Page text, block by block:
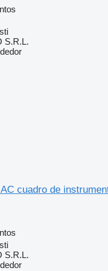
S.R.L.
cuadro de
S.R.L.